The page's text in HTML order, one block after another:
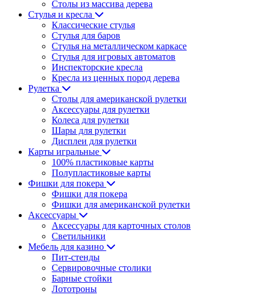
Столы из массива дерева
Стулья и кресла
Классические стулья
Стулья для баров
Стулья на металлическом каркасе
Стулья для игровых автоматов
Инспекторские кресла
Кресла из ценных пород дерева
Рулетка
Столы для американской рулетки
Аксессуары для рулетки
Колеса для рулетки
Шары для рулетки
Дисплеи для рулетки
Карты игральные
100% пластиковые карты
Полупластиковые карты
Фишки для покера
Фишки для покера
Фишки для американской рулетки
Аксессуары
Аксессуары для карточных столов
Светильники
Мебель для казино
Пит-стенды
Сервировочные столики
Барные стойки
Лототроны